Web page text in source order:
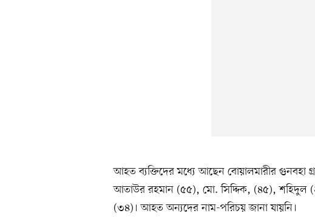
আহত ব্যক্তিদের মধ্যে আছেন বোয়ালমারীর গুনবহা
আতাউর রহমান (৫৫), মো. সিদ্দিক, (৪৫), শহিদুল
(৩৪)। আহত অন্যদের নাম-পরিচয় জানা যায়নি।